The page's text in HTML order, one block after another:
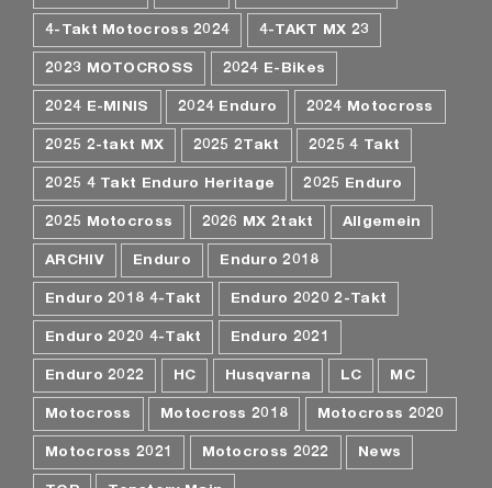
4-Takt Motocross 2024 4-TAKT MX 23
2023 MOTOCROSS 2024 E-Bikes
2024 E-MINIS 2024 Enduro 2024 Motocross
2025 2-takt MX 2025 2Takt 2025 4 Takt
2025 4 Takt Enduro Heritage 2025 Enduro
2025 Motocross 2026 MX 2takt Allgemein
ARCHIV Enduro Enduro 2018
Enduro 2018 4-Takt Enduro 2020 2-Takt
Enduro 2020 4-Takt Enduro 2021
Enduro 2022 HC Husqvarna LC MC
Motocross Motocross 2018 Motocross 2020
Motocross 2021 Motocross 2022 News